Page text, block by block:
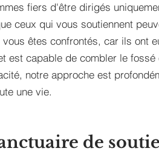
fiers d'être dirigés
ceux qui vous soutiennent
êtes confrontés, car ils ont
est capable de combler le
notre approche est
une vie.
de